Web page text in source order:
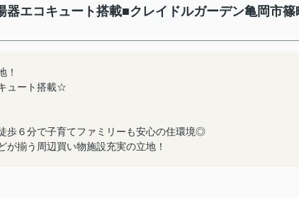
エコキュート搭載■クレイドルガーデン亀岡市篠
！
ュート搭載☆
歩６分で子育てファミリーも安心の住環境◎
揃う周辺買い物施設充実の立地！